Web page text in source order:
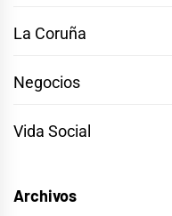
La Coruña
Negocios
Vida Social
Archivos